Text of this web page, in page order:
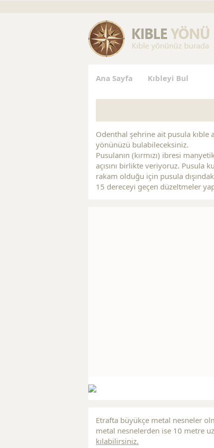
Ana Sayfa Kıbleyi Bul
Odenthal şehrine ait pusula kıble
yönünüzü bulabileceksiniz.
Pusulanın (kırmızı) ibresi
açısını birlikte veriyoruz. Pusula
rakam olduğu için pusula
15 dereceyi geçen düzeltmeler
Etrafta büyükçe metal nesneler
metal nesnelerden ise 10 metre
kılabilirsiniz.